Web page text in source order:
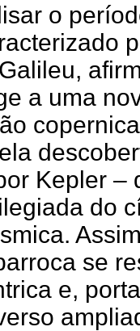
o
a uma
Kepler –
do
se
e,